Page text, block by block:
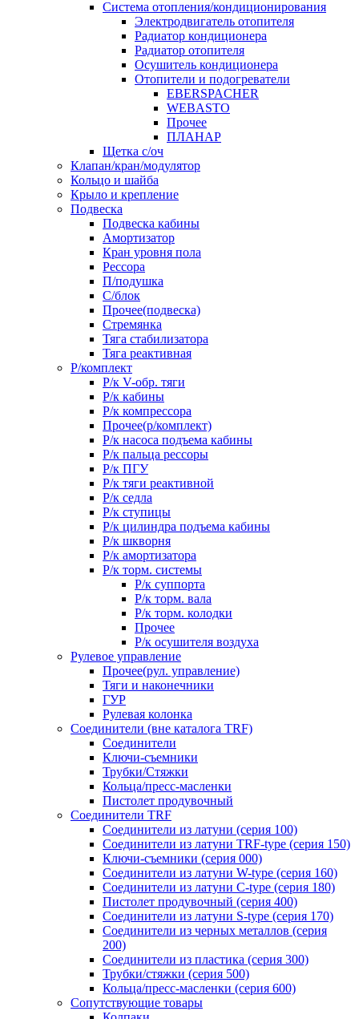
Система отопления/кондиционирования
Электродвигатель отопителя
Радиатор кондиционера
Радиатор отопителя
Осушитель кондиционера
Отопители и подогреватели
EBERSPACHER
WEBASTO
Прочее
ПЛАНАР
Щетка с/оч
Клапан/кран/модулятор
Кольцо и шайба
Крыло и крепление
Подвеска
Подвеска кабины
Амортизатор
Кран уровня пола
Рессора
П/подушка
С/блок
Прочее(подвеска)
Стремянка
Тяга стабилизатора
Тяга реактивная
Р/комплект
Р/к V-обр. тяги
Р/к кабины
Р/к компрессора
Прочее(р/комплект)
Р/к насоса подъема кабины
Р/к пальца рессоры
Р/к ПГУ
Р/к тяги реактивной
Р/к седла
Р/к ступицы
Р/к цилиндра подъема кабины
Р/к шкворня
Р/к амортизатора
Р/к торм. системы
Р/к суппорта
Р/к торм. вала
Р/к торм. колодки
Прочее
Р/к осушителя воздуха
Рулевое управление
Прочее(рул. управление)
Тяги и наконечники
ГУР
Рулевая колонка
Соединители (вне каталога TRF)
Соединители
Ключи-cъемники
Трубки/Стяжки
Кольца/пресс-масленки
Пистолет продувочный
Соединители TRF
Соединители из латуни (серия 100)
Соединители из латуни TRF-type (серия 150)
Ключи-съемники (серия 000)
Соединители из латуни W-type (серия 160)
Соединители из латуни С-type (серия 180)
Пистолет продувочный (серия 400)
Соединители из латуни S-type (серия 170)
Соединители из черных металлов (серия
200)
Соединители из пластика (серия 300)
Трубки/стяжки (серия 500)
Кольца/пресс-масленки (серия 600)
Сопутствующие товары